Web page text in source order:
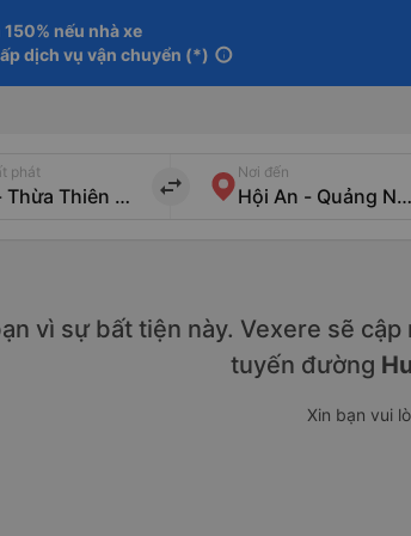
nếu nhà xe
dịch vụ vận chuyển (*) info
phát
import_export
Nơi đến
vì sự bất tiện này. Vexere sẽ
tuyến đường
Xin bạn vui